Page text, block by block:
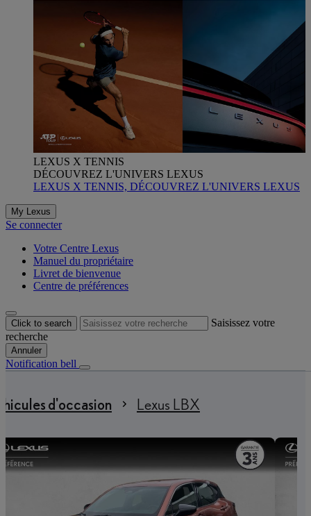
LEXUS X TENNIS
DÉCOUVREZ L'UNIVERS LEXUS
LEXUS X TENNIS, DÉCOUVREZ L'UNIVERS LEXUS
My Lexus
Se connecter
Votre Centre Lexus
Manuel du propriétaire
Livret de bienvenue
Centre de préférences
Click to search
Saisissez votre
recherche
Annuler
Notification bell
d'occasion Lexus LBX